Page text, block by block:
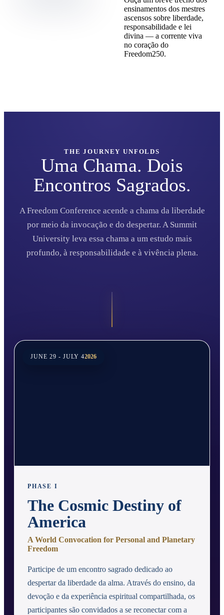
ensinamentos dos mestres
ascensos sobre liberdade,
responsabilidade e lei
divina — a corrente viva
no coração do
Freedom250.
THE JOURNEY UNFOLDS
Uma Chama. Dois
Encontros Sagrados.
A Freedom Conference acende a chama da liberdade
por meio da invocação e do despertar. A Summit
University leva essa chama a um estudo mais
profundo, à responsabilidade e à vivência plena.
JUNE 29 - JULY 42026
PHASE I
The Cosmic Destiny of
America
A World Convocation for Personal and Planetary
Freedom
Participe de um encontro sagrado dedicado ao
despertar da liberdade da alma. Através do ensino, da
devoção e da experiência espiritual compartilhada, os
participantes são convidados a se reconectar com a